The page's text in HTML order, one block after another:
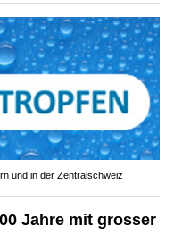
und in der Zentralschweiz
Jahre mit grosser